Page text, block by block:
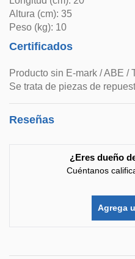
Altura (cm): 35
Peso (kg): 10
Certificados
Producto sin E-mark / ABE /
Se trata de piezas de
Reseñas
¿Eres dueño
Cuéntanos
Agrega